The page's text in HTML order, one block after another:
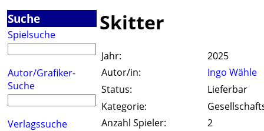
Suche
Spielsuche
Autor/Grafiker-
Suche
Verlagssuche
Skitter
Jahr:
2025
Autor/in:
Ingo Wähle
Status:
Lieferbar
Kategorie:
Anzahl Spieler:
2